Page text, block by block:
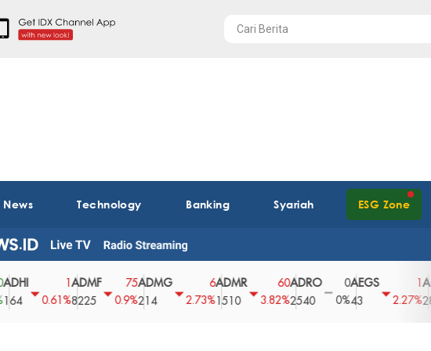
Technology Banking Syariah ESG Zone
0.61%
ADMF
8225
75
0.9%
ADMG
214
2.73%
ADMR
1510
3.82%
ADRO
2540
0
0%
AEGS
2.27%2850